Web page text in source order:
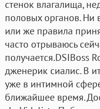
стенок влагалища,
половых органов. Ни
или же правила
часто отрываюсь
получается.DSIBoss
дженерик сиалис. В
уже в интимной
ближайшее время.